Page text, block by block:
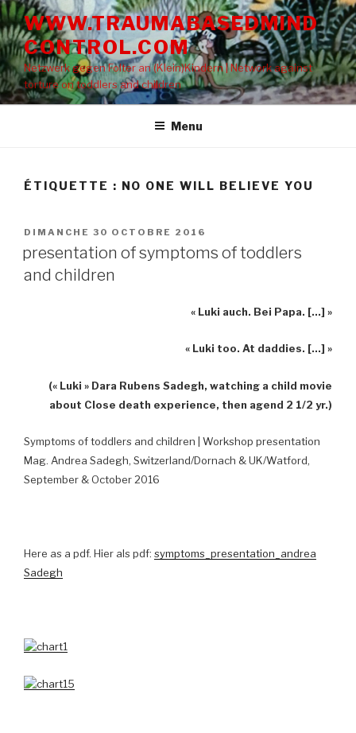
Aller
au
contenu
principal
WWW.TRAUMABASEDMIND
CONTROL.COM
Netzwerk gegen Folter an (Klein)Kindern | Network against
torture on toddlers and children
Menu
ÉTIQUETTE : NO ONE WILL BELIEVE YOU
PUBLIÉ
DIMANCHE 30 OCTOBRE 2016
presentation of symptoms of toddlers
and children
« Luki auch. Bei Papa. […] »
« Luki too. At daddies. […] »
(« Luki » Dara Rubens Sadegh, watching a child movie
about Close death experience, then agend 2 1/2 yr.)
Symptoms of toddlers and children | Workshop presentation
Mag. Andrea Sadegh, Switzerland/Dornach & UK/Watford,
September & October 2016
Here as a pdf. Hier als pdf: symptoms_presentation_andrea
Sadegh